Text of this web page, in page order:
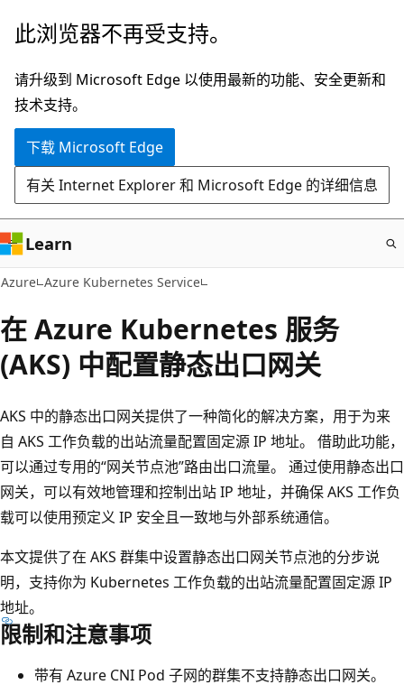
跳
主
要
内
此浏览器不再受支持。
请升级到 Microsoft Edge 以使用最新的功能、安全更新和
技术支持。
下载 Microsoft Edge
有关 Internet Explorer 和 Microsoft Edge 的详细信息
Learn
Azure Azure Kubernetes Service
在 Azure Kubernetes 服务
(AKS) 中配置静态出口网关
AKS 中的静态出口网关提供了一种简化的解决方案，用于为来
自 AKS 工作负载的出站流量配置固定源 IP 地址。 借助此功能，
可以通过专用的“网关节点池”路由出口流量。 通过使用静态出口
网关，可以有效地管理和控制出站 IP 地址，并确保 AKS 工作负
载可以使用预定义 IP 安全且一致地与外部系统通信。
本文提供了在 AKS 群集中设置静态出口网关节点池的分步说
明，支持你为 Kubernetes 工作负载的出站流量配置固定源 IP
地址。
限制和注意事项
带有 Azure CNI Pod 子网的群集不支持静态出口网关。